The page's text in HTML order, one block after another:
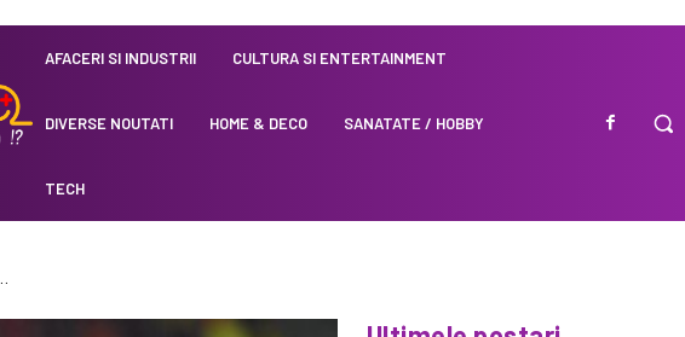
AFACERI SI INDUSTRII CULTURA SI ENTERTAINMENT
DIVERSE NOUTATI HOME & DECO SANATATE / HOBBY
TECH